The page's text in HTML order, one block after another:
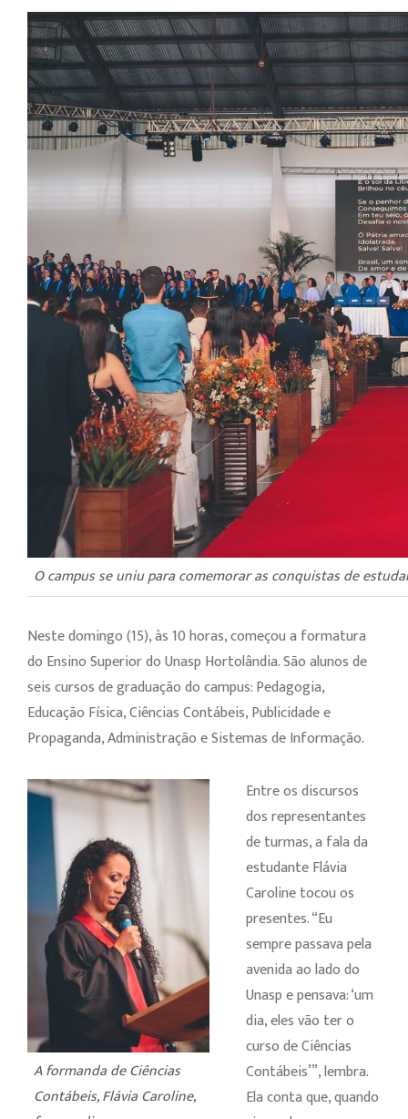
O campus se uniu para comemorar as conquistas de
Neste domingo (15), às 10 horas, começou a formatura
do Ensino Superior do Unasp Hortolândia. São alunos de
seis cursos de graduação do campus: Pedagogia,
Educação Física, Ciências Contábeis, Publicidade e
Propaganda, Administração e Sistemas de Informação.
A formanda de Ciências
Contábeis, Flávia Caroline,
Entre os discursos
dos representantes
de turmas, a fala da
estudante Flávia
Caroline tocou os
presentes. “Eu
sempre passava pela
avenida ao lado do
Unasp e pensava: ‘um
dia, eles vão ter o
curso de Ciências
Contábeis’”, lembra.
Ela conta que, quando